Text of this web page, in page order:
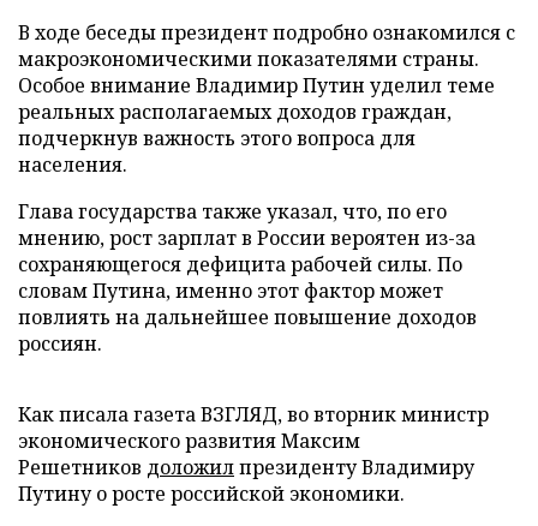
В ходе беседы президент подробно ознакомился с
макроэкономическими показателями страны.
Особое внимание Владимир Путин уделил теме
реальных располагаемых доходов граждан,
подчеркнув важность этого вопроса для
населения.
Глава государства также указал, что, по его
мнению, рост зарплат в России вероятен из-за
сохраняющегося дефицита рабочей силы. По
словам Путина, именно этот фактор может
повлиять на дальнейшее повышение доходов
россиян.
Как писала газета ВЗГЛЯД, во вторник министр
экономического развития Максим
Решетников доложилпрезиденту Владимиру
Путину о росте российской экономики.